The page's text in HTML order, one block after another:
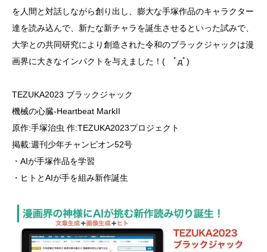
を人間と対話しながら創り出し、膨大な手塚作品のキャラクター
達を読み込んで、新たな新チャラを誕生させるといった試みで、
大学との共同研究により創造された令和のブラックジャックは漫
画界に大きなインパクトを与えました！( ﾟдﾟ)
TEZUKA2023 ブラックジャック
機械の心臓-Heartbeat MarkII
原作:手塚治虫 作:TEZUKA2023プロジェクト
掲載:週刊少年チャンピオン52号
・AIが手塚作品を学習
・ヒトとAIが手を組み新作誕生